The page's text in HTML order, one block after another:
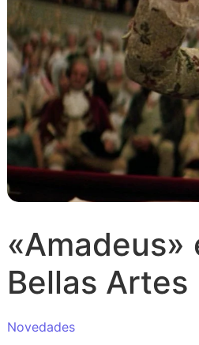
«Amadeus»
Bellas Artes
Novedades